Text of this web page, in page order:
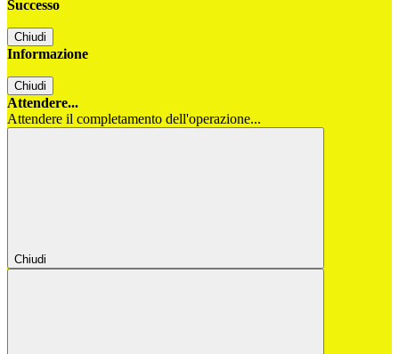
Successo
Chiudi
Informazione
Chiudi
Attendere...
Attendere il completamento dell'operazione...
Chiudi